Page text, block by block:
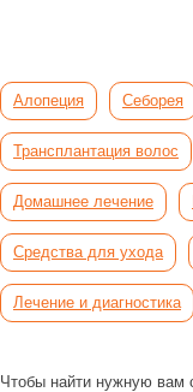
Алопеция Себорея
Трансплантация волос
Домашнее лечение
Средства для ухода
Лечение и диагностика
Чтобы найти нужную вам